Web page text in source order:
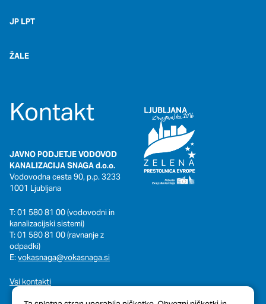
JP LPT
ŽALE
Kontakt
JAVNO PODJETJE VODOVOD
KANALIZACIJA SNAGA d.o.o.
Vodovodna cesta 90, p.p. 3233
1001 Ljubljana
T: 01 580 81 00 (vodovodni in
kanalizacijski sistemi)
T: 01 580 81 00 (ravnanje z
odpadki)
E:vokasnaga@vokasnaga.si
Vsi kontakti